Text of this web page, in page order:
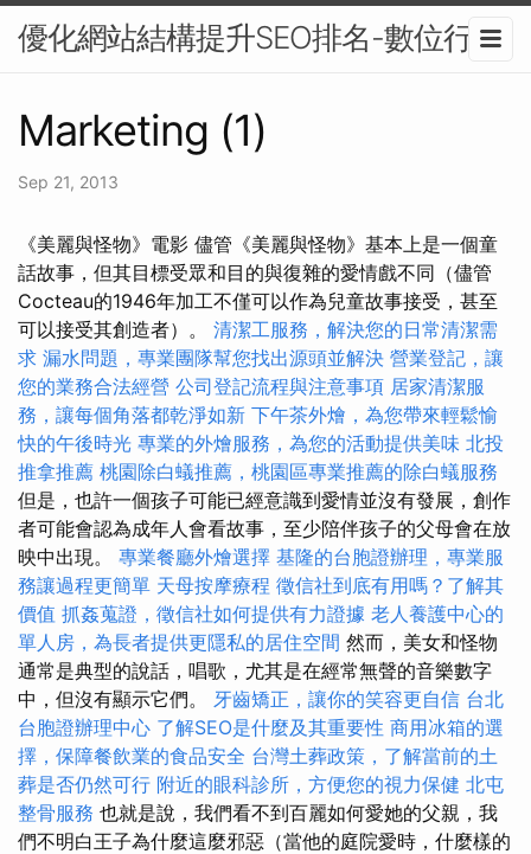
優化網站結構提升SEO排名-數位行銷
Marketing (1)
Sep 21, 2013
《美麗與怪物》電影 儘管《美麗與怪物》基本上是一個童
話故事，但其目標受眾和目的與復雜的愛情戲不同（儘管
Cocteau的1946年加工不僅可以作為兒童故事接受，甚至
可以接受其創造者）。 清潔工服務，解決您的日常清潔需
求 漏水問題，專業團隊幫您找出源頭並解決 營業登記，讓
您的業務合法經營 公司登記流程與注意事項 居家清潔服
務，讓每個角落都乾淨如新 下午茶外燴，為您帶來輕鬆愉
快的午後時光 專業的外燴服務，為您的活動提供美味 北投
推拿推薦 桃園除白蟻推薦，桃園區專業推薦的除白蟻服務
但是，也許一個孩子可能已經意識到愛情並沒有發展，創作
者可能會認為成年人會看故事，至少陪伴孩子的父母會在放
映中出現。 專業餐廳外燴選擇 基隆的台胞證辦理，專業服
務讓過程更簡單 天母按摩療程 徵信社到底有用嗎？了解其
價值 抓姦蒐證，徵信社如何提供有力證據 老人養護中心的
單人房，為長者提供更隱私的居住空間 然而，美女和怪物
通常是典型的說話，唱歌，尤其是在經常無聲的音樂數字
中，但沒有顯示它們。 牙齒矯正，讓你的笑容更自信 台北
台胞證辦理中心 了解SEO是什麼及其重要性 商用冰箱的選
擇，保障餐飲業的食品安全 台灣土葬政策，了解當前的土
葬是否仍然可行 附近的眼科診所，方便您的視力保健 北屯
整骨服務 也就是說，我們看不到百麗如何愛她的父親，我
們不明白王子為什麼這麼邪惡（當他的庭院愛時，什麼樣的